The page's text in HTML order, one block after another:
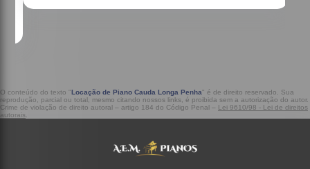
O conteúdo do texto "Locação de Piano Cauda Longa Penha" é de direito reservado. Sua
reprodução, parcial ou total, mesmo citando nossos links, é proibida sem a autorização do autor.
Crime de violação de direito autoral – artigo 184 do Código Penal – Lei 9610/98 - Lei de direitos
autorais